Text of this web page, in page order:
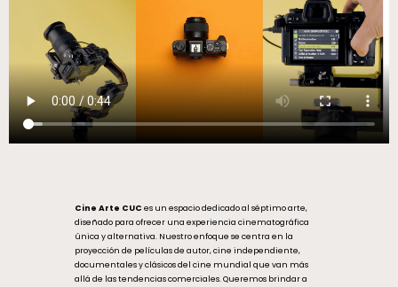
Cine Arte CUC es un espacio dedicado al séptimo arte,
diseñado para ofrecer una experiencia cinematográfica
única y alternativa. Nuestro enfoque se centra en la
proyección de películas de autor, cine independiente,
documentales y clásicos del cine mundial que van más
allá de las tendencias comerciales. Queremos brindar a